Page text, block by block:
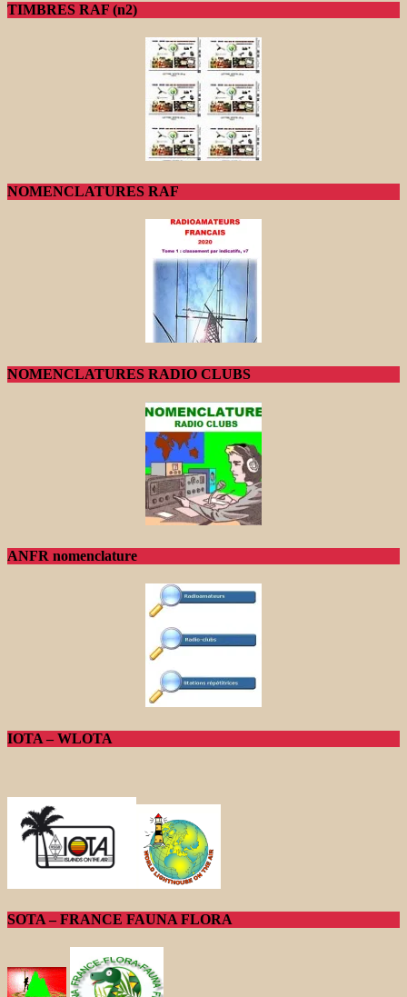
TIMBRES RAF (n2)
NOMENCLATURES RAF
NOMENCLATURES RADIO CLUBS
ANFR nomenclature
IOTA – WLOTA
SOTA – FRANCE FAUNA FLORA